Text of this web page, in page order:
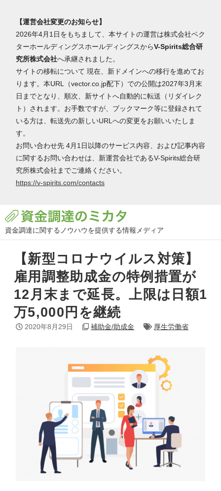
【運営会社変更のお知らせ】
2026年4月1日をもちまして、本サイトの運営は株式会社ベク
ターホールディングスホールディングスからV-Spirits総合研
究所株式会社へ承継されました。
サイトの移転について 現在、新ドメインへの移行を進めてお
ります。本URL（vector.co.jp配下）での公開は2027年3月末
日までとなり、順次、新サイトへ自動的に転送（リダイレク
ト）されます。お手数ですが、ブックマーク等に登録されて
いる方は、転送先の新しいURLへの変更をお願いいたしま
す。
お問い合わせ先 4月1日以降のサービス内容、および記事内容
に関するお問い合わせは、新運営会社であるV-Spirits総合研
究所株式会社までご連絡ください。
https://v-spirits.com/contacts
資金調達に関するノウハウを提供する情報メディア
【新型コロナウイルス対策】
雇用調整助成金の特例措置が
12月末まで延長。上限は日額1
万5,000円を継続
2020年8月29日 補助金/助成金 厚生労働省